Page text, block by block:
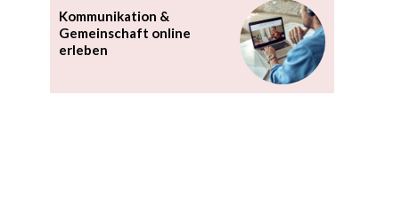
Kommunikation &
Gemeinschaft online
erleben